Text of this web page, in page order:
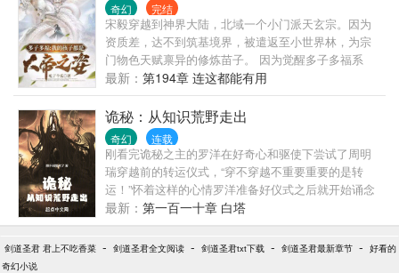
奇幻 完结
宋毅穿越到神界大陆，北域一个小门派天玄宗。因为
资质差，达不到筑基境界，被遣返至小世界林，为宗
门物色天赋禀异的修炼苗子。 因为觉醒多子多福系
统，只要生孩子就能获得奖励。 而且生的孩子都是拥
有大帝模板资质。 宋毅在一个小世界林，生下宋昊，
宋炎两个儿子，获得了至尊骨、异火等专属武器功
法。并且带着两个儿子，前往天玄宗弟子阁上交。 准
备利用宗门资源培养自己的儿子。 在天赋测试的时
候，意外结仇先天后期的张继，并且两个儿子天赋测
试出现异常。 值守长老发现异状，便将宋毅两个儿子
待到宗主处查看，宗主一眼看出两小儿拥有逆天资
质，收为关门弟子。 而宋毅回去等待一天之后，再次
开的时候潜入他所在的小世界。 等宋毅到了弟子阁，
最新： 第194章 连这都能有用
诡秘：从知识荒野走出
奇幻 连载
刚看完诡秘之主的罗洋在好奇心和驱使下尝试了周明
瑞穿越前的转运仪式，“穿不穿越不重要重要的是转
运！”怀着这样的心情罗洋准备好仪式之后就开始诵念
起了愚者的尊名：不属于这个时代的愚者；灰雾之上
的神秘主宰；执掌好运的黄黑之王... 坏消息：转运仪
式并不能转运 更坏的消息：转运仪式真的可以让人穿
最新： 第一百一十章 白塔
剑道圣君 君上不吃香菜 - 剑道圣君全文阅读 - 剑道圣君txt下载 - 剑道圣君最新章节 - 好看的
奇幻小说